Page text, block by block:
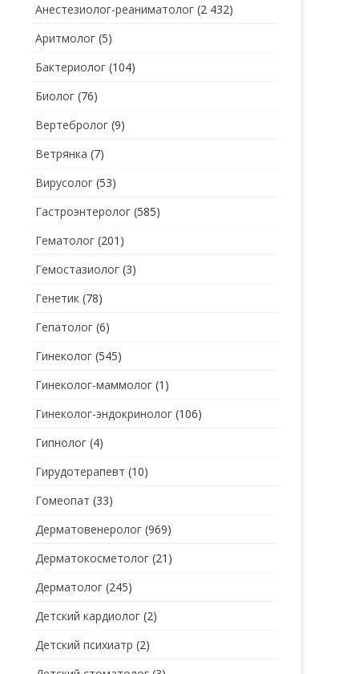
СТОМАТОЛОГ-ОРТОДОНТ
ЭНДОКРИНОЛОГ
Анестезиолог-реаниматолог (2 432)
Аритмолог (5)
Бактериолог (104)
Биолог (76)
Вертебролог (9)
Ветрянка (7)
Вирусолог (53)
Гастроэнтеролог (585)
Гематолог (201)
Гемостазиолог (3)
Генетик (78)
Гепатолог (6)
Гинеколог (545)
Гинеколог-маммолог (1)
Гинеколог-эндокринолог (106)
Гипнолог (4)
Гирудотерапевт (10)
Гомеопат (33)
Дерматовенеролог (969)
Дерматокосметолог (21)
Дерматолог (245)
Детский кардиолог (2)
Детский психиатр (2)